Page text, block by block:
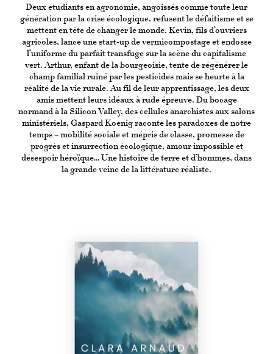
Deux étudiants en agronomie, angoissés comme toute leur
génération par la crise écologique, refusent le défaitisme et se
mettent en tête de changer le monde. Kevin, fils d’ouvriers
agricoles, lance une start-up de vermicompostage et endosse
l’uniforme du parfait transfuge sur la scène du capitalisme
vert. Arthur, enfant de la bourgeoisie, tente de régénérer le
champ familial ruiné par les pesticides mais se heurte à la
réalité de la vie rurale. Au fil de leur apprentissage, les deux
amis mettent leurs idéaux à rude épreuve. Du bocage
normand à la Silicon Valley, des cellules anarchistes aux salons
ministériels, Gaspard Koenig raconte les paradoxes de notre
temps – mobilité sociale et mépris de classe, promesse de
progrès et insurrection écologique, amour impossible et
désespoir héroïque… Une histoire de terre et d’hommes, dans
la grande veine de la littérature réaliste.